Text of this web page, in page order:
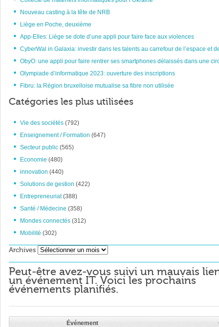
Nouveau casting à la tête de NRB
Liège en Poche, deuxième
App-Elles: Liège se dote d’une appli pour faire face aux violences
CyberWal in Galaxia: investir dans les talents au carrefour de l’espace et
ObyO: une appli pour faire rentrer ses smartphones délaissés dans une
Olympiade d’informatique 2023: ouverture des inscriptions
Fibru: la Région bruxelloise mutualise sa fibre non utilisée
Catégories les plus utilisées
Vie des sociétés (792)
Enseignement / Formation (647)
Secteur public (565)
Economie (480)
innovation (440)
Solutions de gestion (422)
Entrepreneuriat(388)
Santé / Médecine (358)
Mondes connectés (312)
Mobilité (302)
Archives Archives
Peut-être avez-vous suivi un mauvais
un événement IT. Voici les prochains
événements planifiés.
Événement